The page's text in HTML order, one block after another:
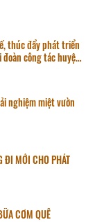
thúc đẩy phát triển
công tác huyện
nghiệm miệt vườn
ĐI MỚI CHO PHÁT
CƠM QUÊ